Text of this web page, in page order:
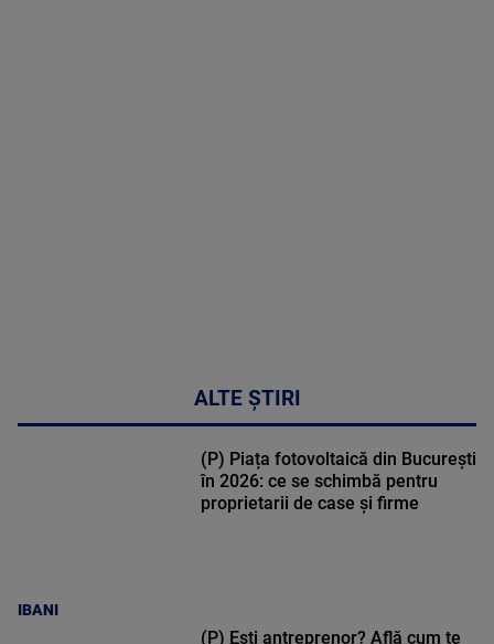
ALTE ȘTIRI
IBANI
(P) Piața fotovoltaică din București
în 2026: ce se schimbă pentru
proprietarii de case și firme
(P) Ești antreprenor? Află cum te